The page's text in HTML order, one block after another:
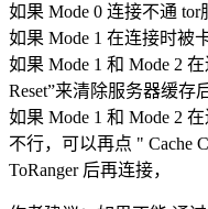
如果 Mode 0 连接不通 tor
如果 Mode 1 在连接时被
如果 Mode 1 和 Mode 2
Reset”来清除服务器缓存
如果 Mode 1 和 Mode 2
不行，可以再点 " Cache
ToRanger 后再连接，